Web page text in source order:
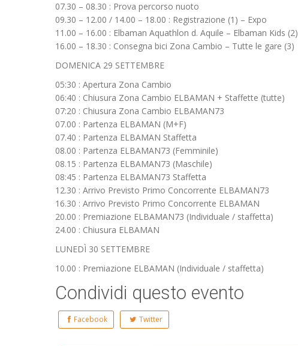
07.30 – 08.30 : Prova percorso nuoto
09.30 – 12.00 / 14.00 – 18.00 : Registrazione (1) – Expo
11.00 – 16.00 : Elbaman Aquathlon d. Aquile – Elbaman Kids (2)
16.00 – 18.30 : Consegna bici Zona Cambio – Tutte le gare (3)
DOMENICA 29 SETTEMBRE
05:30 : Apertura Zona Cambio
06:40 : Chiusura Zona Cambio ELBAMAN + Staffette (tutte)
07:20 : Chiusura Zona Cambio ELBAMAN73
07.00 : Partenza ELBAMAN (M+F)
07.40 : Partenza ELBAMAN Staffetta
08.00 : Partenza ELBAMAN73 (Femminile)
08.15 : Partenza ELBAMAN73 (Maschile)
08:45 : Partenza ELBAMAN73 Staffetta
12.30 : Arrivo Previsto Primo Concorrente ELBAMAN73
16.30 : Arrivo Previsto Primo Concorrente ELBAMAN
20.00 : Premiazione ELBAMAN73 (Individuale / staffetta)
24.00 : Chiusura ELBAMAN
LUNEDÌ 30 SETTEMBRE
10.00 : Premiazione ELBAMAN (Individuale / staffetta)
Condividi questo evento
Facebook Twitter